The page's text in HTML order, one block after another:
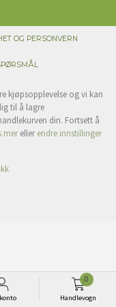
Handlevogn
0
OG PERSONVERN
kjøpsopplevelse og vi kan
til å lagre
din. Fortsett å
merellerendre innstillinger